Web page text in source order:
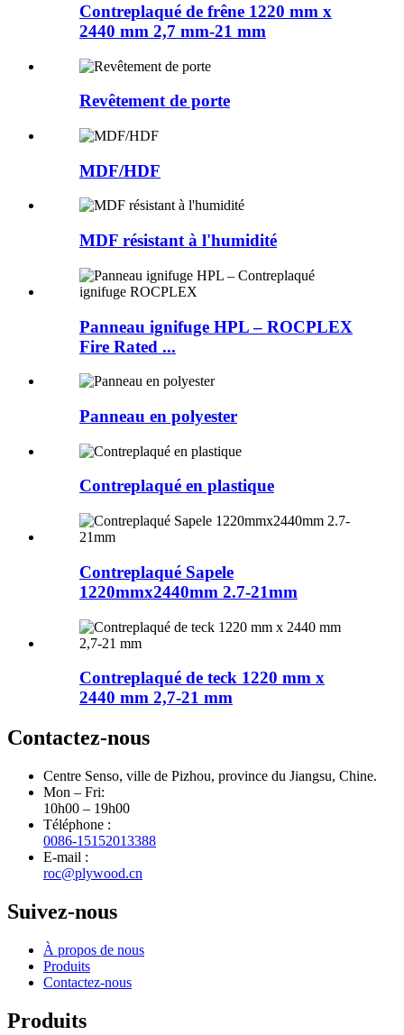
Contreplaqué de frêne 1220 mm x
2440 mm 2,7 mm-21 mm
Revêtement de porte
MDF/HDF
MDF résistant à l'humidité
Panneau ignifuge HPL – ROCPLEX
Fire Rated ...
Panneau en polyester
Contreplaqué en plastique
Contreplaqué Sapele
1220mmx2440mm 2.7-21mm
Contreplaqué de teck 1220 mm x
2440 mm 2,7-21 mm
Contactez-nous
Centre Senso, ville de Pizhou, province du Jiangsu, Chine.
Mon – Fri:
10h00 – 19h00
Téléphone :
0086-15152013388
E-mail :
roc@plywood.cn
Suivez-nous
À propos de nous
Produits
Contactez-nous
Produits